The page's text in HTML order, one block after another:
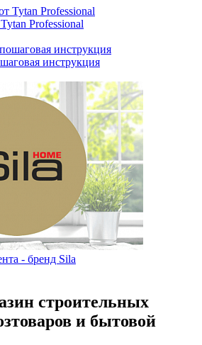
Professional
инструкция
- бренд Sila
строительных
и бытовой